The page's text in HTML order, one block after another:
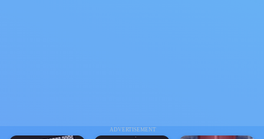
ADVERTISEMENT